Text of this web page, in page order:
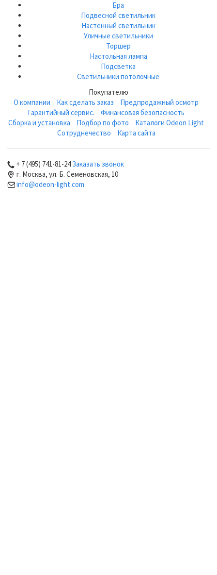
Бра
Подвесной светильник
Настенный светильник
Уличные светильники
Торшер
Настольная лампа
Подсветка
Светильники потолочные
Покупателю
О компании
Как сделать заказ
Предпродажный осмотр
Гарантийный сервис.
Финансовая безопасность
Сборка и установка
Подбор по фото
Каталоги Odeon Light
Сотруднечество
Карта сайта
+ 7 (495) 741-81-24Заказать звонок
г. Москва, ул. Б. Семеновская, 10
info@odeon-light.com